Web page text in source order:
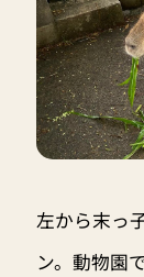
左から末っ
ン。動物園